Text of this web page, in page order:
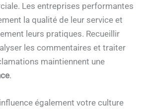
Les entreprises performantes
la qualité de leur service et
leurs pratiques. Recueillir
les commentaires et traiter
maintiennent une
.
également votre culture